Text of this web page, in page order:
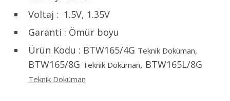
Voltaj : 1.5V, 1.35V
Garanti : Ömür boyu
Ürün Kodu : BTW165/4G Teknik Doküman,
BTW165/8G Teknik Doküman, BTW165L/8G
Teknik Doküman